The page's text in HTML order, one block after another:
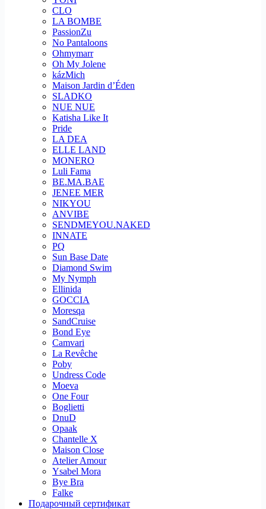
CLO
LA BOMBE
PassionZu
No Pantaloons
Ohmymarr
Oh My Jolene
kázMich
Maison Jardin d’Éden
SLADKO
NUE NUE
Katisha Like It
Pride
LA DEA
ELLE LAND
MONERO
Luli Fama
BE.MA.BAE
JENEE MER
NIKYOU
ANVIBE
SENDMEYOU.NAKED
INNATE
PQ
Sun Base Date
Diamond Swim
My Nymph
Ellinida
GOCCIA
Moresqa
SandCruise
Bond Eye
Camvari
La Revêche
Poby
Undress Code
Moeva
One Four
Boglietti
DnuD
Opaak
Chantelle X
Maison Close
Atelier Amour
Ysabel Mora
Bye Bra
Falke
Подарочный сертификат